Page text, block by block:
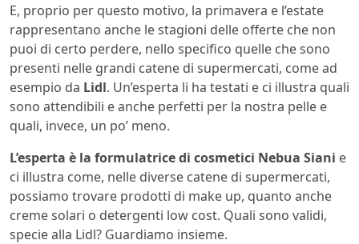
E, proprio per questo motivo, la primavera e l’estate
rappresentano anche le stagioni delle offerte che non
puoi di certo perdere, nello specifico quelle che sono
presenti nelle grandi catene di supermercati, come ad
esempio da Lidl. Un’esperta li ha testati e ci illustra quali
sono attendibili e anche perfetti per la nostra pelle e
quali, invece, un po’ meno.
L’esperta è la formulatrice di cosmetici Nebua Siani e
ci illustra come, nelle diverse catene di supermercati,
possiamo trovare prodotti di make up, quanto anche
creme solari o detergenti low cost. Quali sono validi,
specie alla Lidl? Guardiamo insieme.